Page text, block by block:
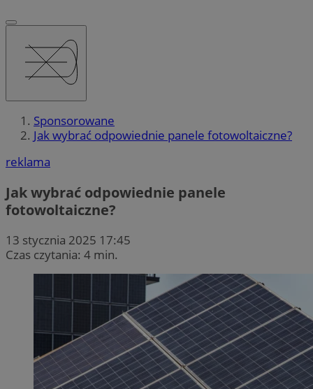
Sponsorowane
Jak wybrać odpowiednie panele fotowoltaiczne?
reklama
Jak wybrać odpowiednie panele
fotowoltaiczne?
13 stycznia 2025 17:45
Czas czytania: 4 min.